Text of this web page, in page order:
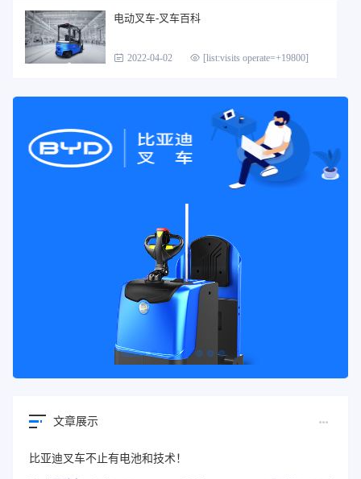
电动叉车-叉车百科
2022-04-02 [list:visits operate=+19800]
文章展示
比亚迪叉车不止有电池和技术！